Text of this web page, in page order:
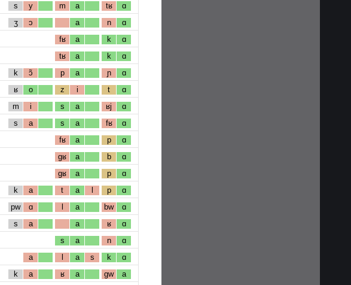
s y m a tʁ ɑ
ʒ ɔ a n ɑ
fʁ a k ɑ
tʁ a k ɑ
k ɔ̃ p a ɲ ɑ
ʁ o z i t ɑ
m i s a ʁj ɑ
s a s a fʁ ɑ
fʁ a p ɑ
gʁ a b ɑ
gʁ a p ɑ
k a t a l p ɑ
pw ɑ l a bw ɑ
s a a ʁ ɑ
s a n ɑ
a l a s k ɑ
k a ʁ a gw a